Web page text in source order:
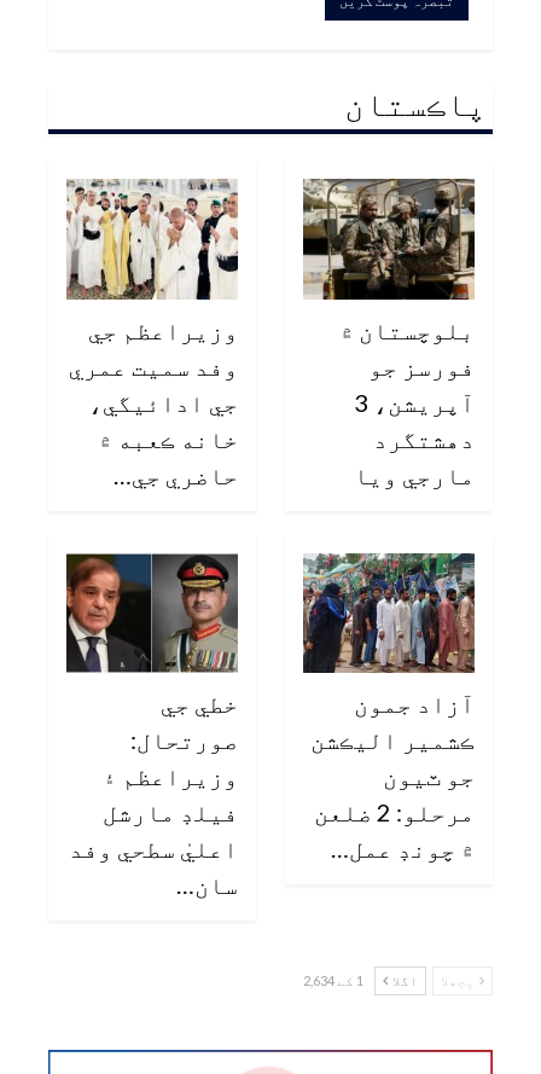
پاڪستان
بلوچستان ۾
فورسز جو
آپريشن، 3
دهشتگرد
مارجي ويا
وزيراعظم جي
وفد سميت عمري
جي ادائيگي،
خانه ڪعبه ۾
حاضري جي…
آزاد جمون
ڪشمير اليڪشن
جو ٽيون
مرحلو: 2 ضلعن
۾ چونڊ عمل…
خطي جي
صورتحال:
وزيراعظم ۽
فيلڊ مارشل
اعليٰ سطحي وفد
سان…
پچھلا اگلا 1 کے 2,634